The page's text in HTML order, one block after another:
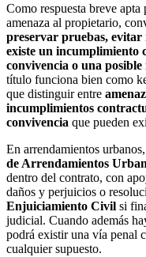
Como respuesta breve
amenaza al propietario,
preservar pruebas, evitar
existe un incumplimiento
convivencia o una
título funciona bien como
que distinguir entre
incumplimientos
convivencia que pueden
En arrendamientos
de Arrendamientos
dentro del contrato, con
daños y perjuicios o
Enjuiciamiento Civil si
judicial. Cuando además
podrá existir una vía penal
cualquier supuesto.